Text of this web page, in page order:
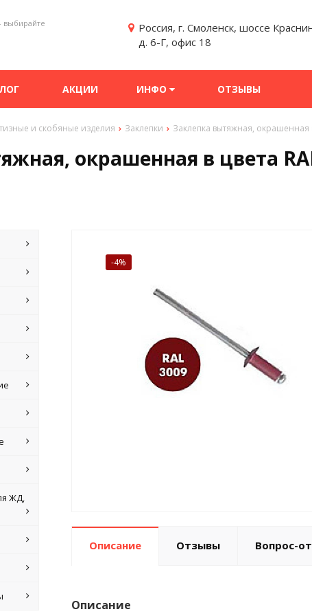
выбирайте
Россия, г. Смоленск, шоссе
д. 6-Г, офис 18
АКЦИИ ИНФО ОТЗЫВЫ
и скобяные изделия Заклепки Заклепка вытяжная, окрашенная
окрашенная в цвета
ЖД,
-4%
Описание Отзывы Вопрос-
Описание